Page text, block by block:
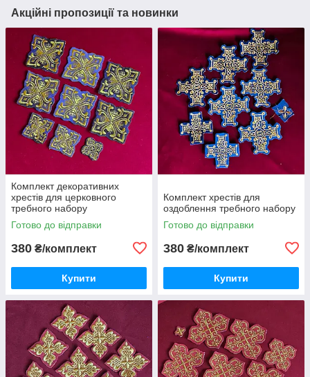
Акційні пропозиції та новинки
Комплект декоративних
хрестів для церковного
требного набору
Готово до відправки
380 ₴/комплект
Купити
Комплект хрестів для
оздоблення требного набору
Готово до відправки
380 ₴/комплект
Купити